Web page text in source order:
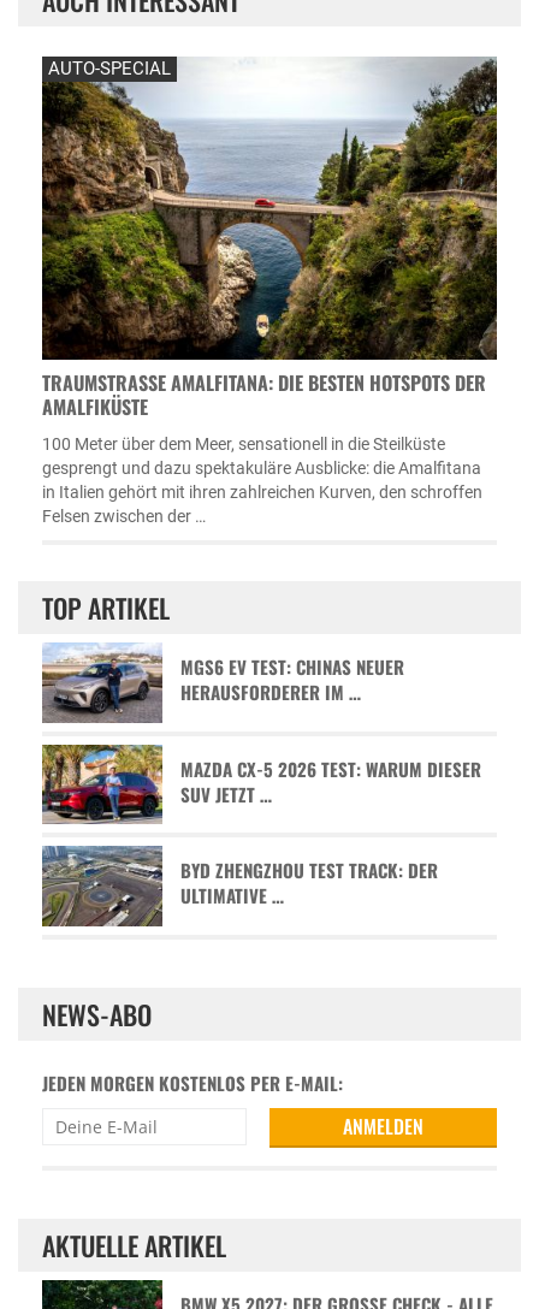
AUTO-SPECIAL
TRAUMSTRASSE AMALFITANA: DIE BESTEN HOTSPOTS DER A
MALFIKÜSTE
100 Meter über dem Meer, sensationell in die Steilküste
gesprengt und dazu spektakuläre Ausblicke: die Amalfitana
in Italien gehört mit ihren zahlreichen Kurven, den schroffen
Felsen zwischen der …
TOP ARTIKEL
MGS6 EV TEST: CHINAS NEUER
HERAUSFORDERER IM …
MAZDA CX-5 2026 TEST: WARUM DIESER
SUV JETZT …
BYD ZHENGZHOU TEST TRACK: DER
ULTIMATIVE …
NEWS-ABO
JEDEN MORGEN KOSTENLOS PER E-MAIL:
AKTUELLE ARTIKEL